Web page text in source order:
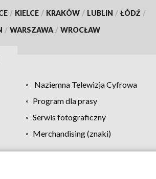
/ KIELCE / KRAKÓW / LUBLIN / ŁÓDŹ /
/ WARSZAWA / WROCŁAW
Naziemna Telewizja Cyfrowa
Program dla prasy
Serwis fotograficzny
Merchandising (znaki)